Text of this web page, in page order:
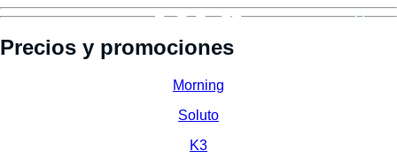
Precios y promociones
Morning
Soluto
K3